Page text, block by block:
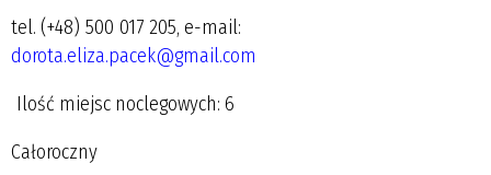
tel. (+48) 500 017 205, e-mail:
dorota.eliza.pacek@gmail.com
Ilość miejsc noclegowych: 6
Całoroczny